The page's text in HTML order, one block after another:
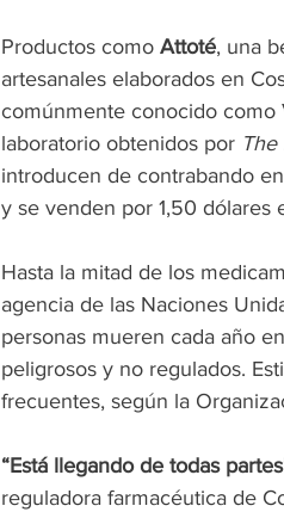
Productos como Attoté, una
artesanales elaborados en
comúnmente conocido como
laboratorio obtenidos por
introducen de contrabando
y se venden por 1,50 dólares
Hasta la mitad de los
agencia de las Naciones
personas mueren cada año
peligrosos y no regulados.
frecuentes, según la
“Está llegando de todas
reguladora farmacéutica de